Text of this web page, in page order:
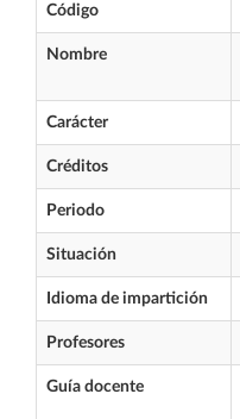
Código
Nombre
Carácter
Créditos
Periodo
Situación
Idioma de impartición
Profesores
Guía docente